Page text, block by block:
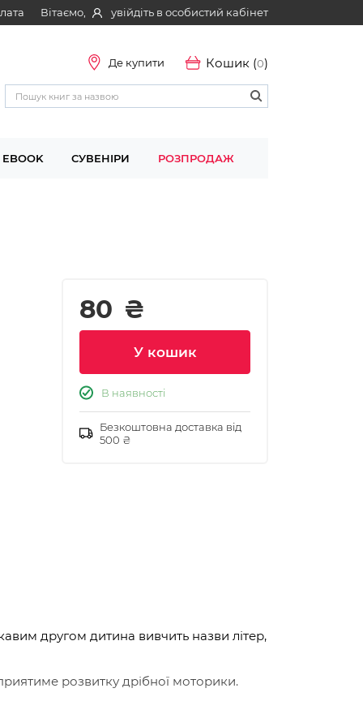
Вітаємо, увійдіть в особистий кабінет
Де купити Кошик (0)
EBOOK СУВЕНІРИ РОЗПРОДАЖ
80 ₴
У кошик
В наявності
Безкоштовна доставка від
500 ₴
другом дитина вивчить назви літер,
розвитку дрібної моторики.